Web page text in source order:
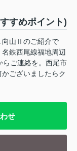
すめポイント)
向山Ⅱのご紹介で
鉄西尾線福地周辺
らご連絡を。西尾市
ございましたらク
せ